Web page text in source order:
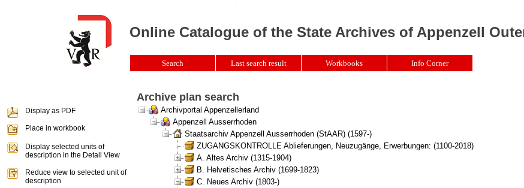
Archive plan search
Archivportal Appenzellerland
Appenzell Ausserrhoden
Staatsarchiv Appenzell Ausserrhoden (StAAR) (1597-)
ZUGANGSKONTROLLE Ablieferungen, Neuzugänge, Erwerbungen: (1100-2018)
A. Altes Archiv (1315-1904)
B. Helvetisches Archiv (1699-1823)
C. Neues Archiv (1803-)
Online Catalogue of the State Archives of Appenzell
Search Last search result Workbooks Info Corner
Display as PDF
Place in workbook
Display selected units of
description in the Detail View
Reduce view to selected unit of
description